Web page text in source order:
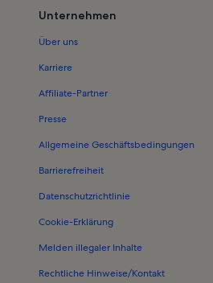
Unternehmen
Über uns
Karriere
Affiliate-Partner
Presse
Allgemeine Geschäftsbedingungen
Barrierefreiheit
Datenschutzrichtlinie
Cookie-Erklärung
Melden illegaler Inhalte
Rechtliche Hinweise/Kontakt